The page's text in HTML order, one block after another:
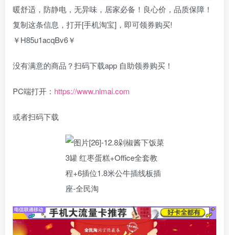
暖舒适，防静电，无异味，居家必备！良心价，品质保障！
复制这条信息，打开[手机淘宝]，即可领券购买!
￥H85u1acqBv6￥
没有满意的商品？扫码下载app 自助领券购买！
PC端打开： https://www.nlmai.com
或者扫码下载